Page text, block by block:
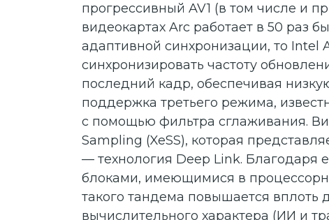
прогрессивный AV1 (в том числе и
видеокартах Arc работает в 50 раз
адаптивной синхронизации, то Intel
синхронизировать частоту
последний кадр, обеспечивая
поддержка третьего режима,
с помощью фильтра сглаживания.
Sampling (XeSS), которая
— технология Deep Link. Благодаря
блоками, имеющимися в
такого тандема повышается вплоть
вычислительного характера (ИИ и